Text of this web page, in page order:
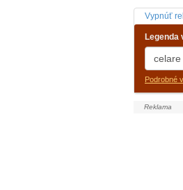
Vypnúť
Legenda
Podrobné